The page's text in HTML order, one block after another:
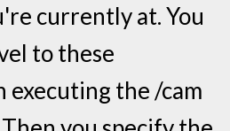
currently at. You
to these
executing the /cam